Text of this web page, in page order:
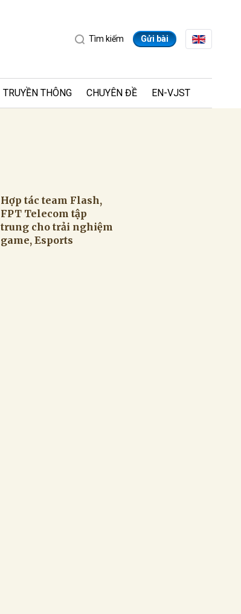
Tìm kiếm Gửi bài
TRUYỀN THÔNG CHUYÊN ĐỀ EN-VJST
Hợp tác team Flash,
FPT Telecom tập
trung cho trải nghiệm
game, Esports